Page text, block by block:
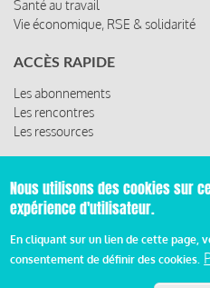
Santé au travail
Vie économique, RSE & solidarité
ACCÈS RAPIDE
Les abonnements
Les rencontres
Les ressources
© 2019 Miroir Social -
Pied
Mentions légales et
Nous utilisons des cookies sur
expérience d'utilisateur.
En cliquant sur un lien de cette page,
consentement de définir des cookies.